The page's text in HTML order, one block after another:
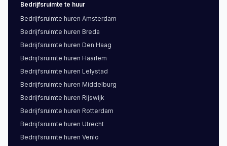
Bedrijfsruimte te huur
Bedrijfsruimte huren Amsterdam
Bedrijfsruimte huren Breda
Bedrijfsruimte huren Den Haag
Bedrijfsruimte huren Haarlem
Bedrijfsruimte huren Lelystad
Bedrijfsruimte huren Middelburg
Bedrijfsruimte huren Rijswijk
Bedrijfsruimte huren Rotterdam
Bedrijfsruimte huren Utrecht
Bedrijfsruimte huren Venlo